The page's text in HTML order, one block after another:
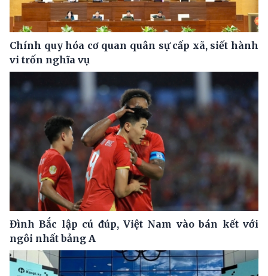
Chính quy hóa cơ quan quân sự cấp xã, siết hành
vi trốn nghĩa vụ
Đình Bắc lập cú đúp, Việt Nam vào bán kết với
ngôi nhất bảng A